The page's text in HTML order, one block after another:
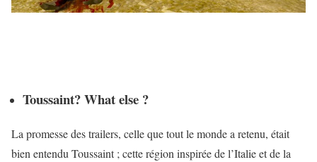
Toussaint? What else ?
La promesse des trailers, celle que tout le monde a retenu, était
bien entendu Toussaint ; cette région inspirée de l’Italie et de la